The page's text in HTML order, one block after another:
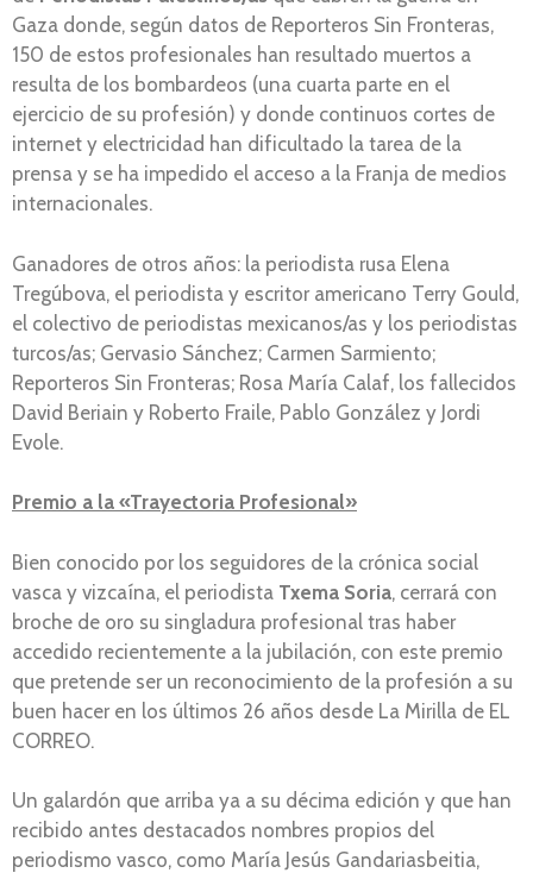
Gaza donde, según datos de Reporteros Sin Fronteras,
150 de estos profesionales han resultado muertos a
resulta de los bombardeos (una cuarta parte en el
ejercicio de su profesión) y donde continuos cortes de
internet y electricidad han dificultado la tarea de la
prensa y se ha impedido el acceso a la Franja de medios
internacionales.
Ganadores de otros años: la periodista rusa Elena
Tregúbova, el periodista y escritor americano Terry Gould,
el colectivo de periodistas mexicanos/as y los periodistas
turcos/as; Gervasio Sánchez; Carmen Sarmiento;
Reporteros Sin Fronteras; Rosa María Calaf, los fallecidos
David Beriain y Roberto Fraile, Pablo González y Jordi
Evole.
Premio a la «Trayectoria Profesional»
Bien conocido por los seguidores de la crónica social
vasca y vizcaína, el periodista Txema Soria, cerrará con
broche de oro su singladura profesional tras haber
accedido recientemente a la jubilación, con este premio
que pretende ser un reconocimiento de la profesión a su
buen hacer en los últimos 26 años desde La Mirilla de EL
CORREO.
Un galardón que arriba ya a su décima edición y que han
recibido antes destacados nombres propios del
periodismo vasco, como María Jesús Gandariasbeitia,